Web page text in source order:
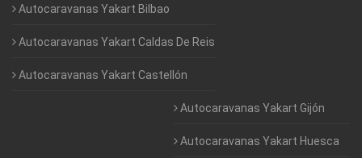
Autocaravanas Yakart Bilbao
Autocaravanas Yakart Caldas De Reis
Autocaravanas Yakart Castellón
Autocaravanas Yakart Gijón
Autocaravanas Yakart Huesca